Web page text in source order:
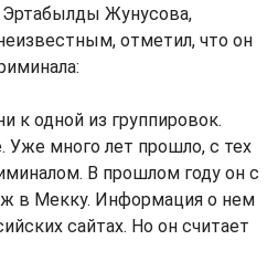
Жунусова,
отметил, что он
к одной из группировок.
Уже много лет прошло, с тех
В прошлом году он с
в Мекку. Информация о нем
сайтах. Но он считает